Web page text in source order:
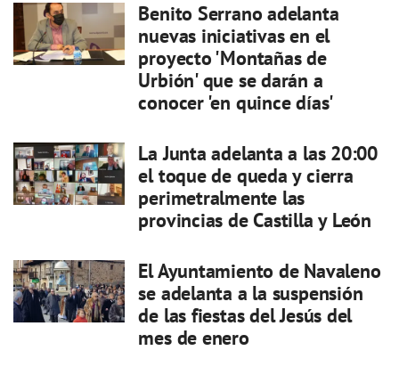
Benito Serrano adelanta
nuevas iniciativas en el
proyecto 'Montañas de
Urbión' que se darán a
conocer 'en quince días'
La Junta adelanta a las 20:00
el toque de queda y cierra
perimetralmente las
provincias de Castilla y León
El Ayuntamiento de Navaleno
se adelanta a la suspensión
de las fiestas del Jesús del
mes de enero